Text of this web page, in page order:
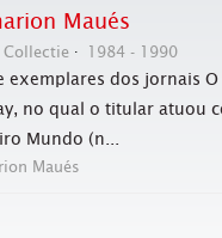
Maués
Collectie 1984 - 1990
exemplares dos jornais
no qual o titular atuou
Mundo (n...
Maués